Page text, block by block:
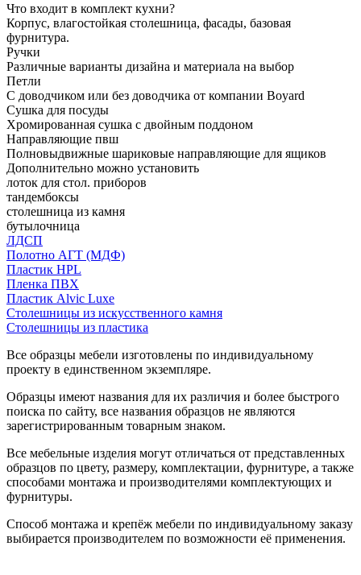
Что входит в комплект кухни?
Корпус, влагостойкая столешница, фасады, базовая
фурнитура.
Ручки
Различные варианты дизайна и материала на выбор
Петли
С доводчиком или без доводчика от компании Boyard
Сушка для посуды
Хромированная сушка с двойным поддоном
Направляющие пвш
Полновыдвижные шариковые направляющие для ящиков
Дополнительно можно установить
лоток для стол. приборов
тандембоксы
столешница из камня
бутылочница
ЛДСП
Полотно АГТ (МДФ)
Пластик HPL
Пленка ПВХ
Пластик Alvic Luxe
Столешницы из искусственного камня
Столешницы из пластика
Все образцы мебели изготовлены по индивидуальному
проекту в единственном экземпляре.
Образцы имеют названия для их различия и более быстрого
поиска по сайту, все названия образцов не являются
зарегистрированным товарным знаком.
Все мебельные изделия могут отличаться от представленных
образцов по цвету, размеру, комплектации, фурнитуре, а также
способами монтажа и производителями комплектующих и
фурнитуры.
Способ монтажа и крепёж мебели по индивидуальному заказу
выбирается производителем по возможности её применения.